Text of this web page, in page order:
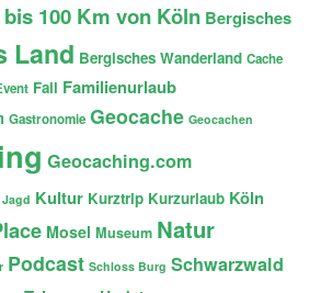
100 Km von Köln Bergisches
Land Bergisches Wanderland Cache
Fail Familienurlaub
Gastronomie Geocache Geocachen
Geocaching.com
Jagd Kultur Kurztrip Kurzurlaub Köln
Mosel Museum Natur
Podcast Schloss Burg Schwarzwald